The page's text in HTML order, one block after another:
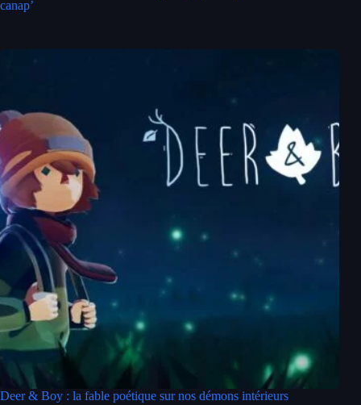
canap’
Deer & Boy : la fable poétique sur nos démons intérieurs